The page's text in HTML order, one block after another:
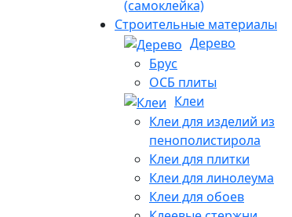
(самоклейка)
Строительные материалы
Дерево
Брус
ОСБ плиты
Клеи
Клеи для изделий из
пенополистирола
Клеи для плитки
Клеи для линолеума
Клеи для обоев